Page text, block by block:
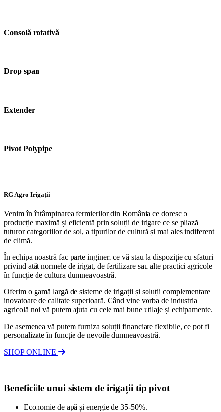
Consolă rotativă
Drop span
Extender
Pivot Polypipe
RG Agro Irigaţii
Venim în întâmpinarea fermierilor din România ce doresc o
producție maximă și eficientă prin soluții de irigare ce se pliază
tuturor categoriilor de sol, a tipurilor de cultură și mai ales indiferent
de climă.
În echipa noastră fac parte ingineri ce vă stau la dispoziție cu sfaturi
privind atât normele de irigat, de fertilizare sau alte practici agricole
în funcție de cultura dumneavoastră.
Oferim o gamă largă de sisteme de irigații și soluții complementare
inovatoare de calitate superioară. Când vine vorba de industria
agricolă noi vă putem ajuta cu cele mai bune utilaje și echipamente.
De asemenea vă putem furniza soluții financiare flexibile, ce pot fi
personalizate în funcție de nevoile dumneavoastră.
SHOP ONLINE
Beneficiile unui sistem de irigații tip pivot
Economie de apă și energie de 35-50%.